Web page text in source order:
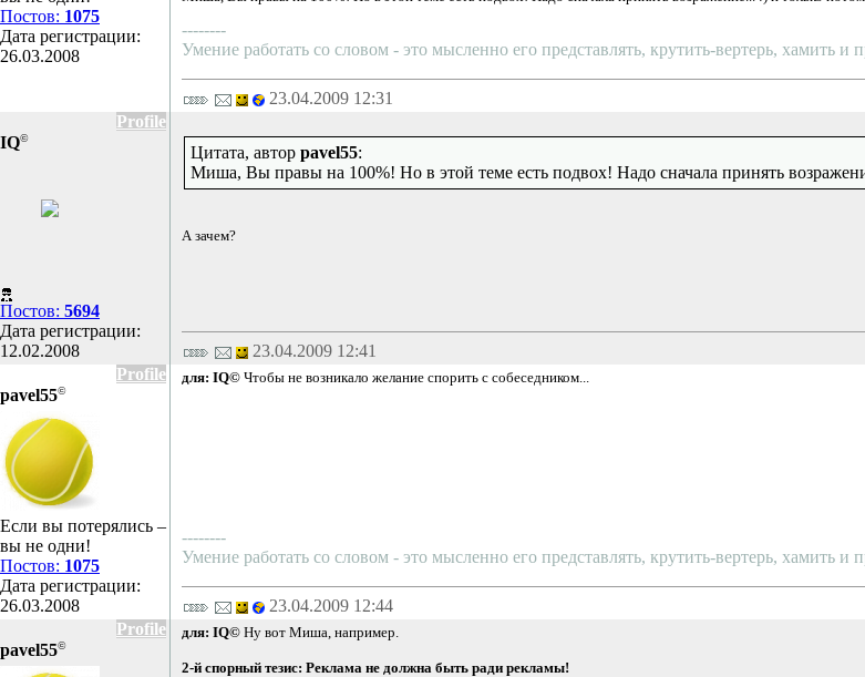
Постов: 1075
Дата регистрации:
26.03.2008
--------
Умение работать со словом - это мысленно его представлять, крутить-вертерь, хамить
23.04.2009 12:31
Profile
IQ©
Постов: 5694
Дата регистрации:
12.02.2008
Цитата, автор pavel55:
Миша, Вы правы на 100%! Но в этой теме есть подвох! Надо сначала принять
А зачем?
23.04.2009 12:41
Profile
pavel55©
Если вы потерялись –
вы не одни!
Постов: 1075
Дата регистрации:
26.03.2008
для: IQ© Чтобы не возникало желание спорить с собеседником...
--------
Умение работать со словом - это мысленно его представлять, крутить-вертерь, хамить
23.04.2009 12:44
Profile
pavel55©
для: IQ© Ну вот Миша, например.
2-й спорный тезис: Реклама не должна быть ради рекламы!